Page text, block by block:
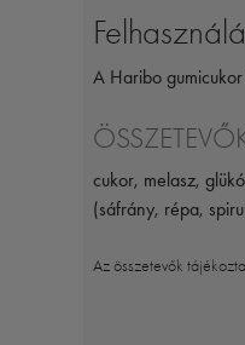
A Haribo
cukor, melasz,
(sáfrány, répa,
Az összetevők